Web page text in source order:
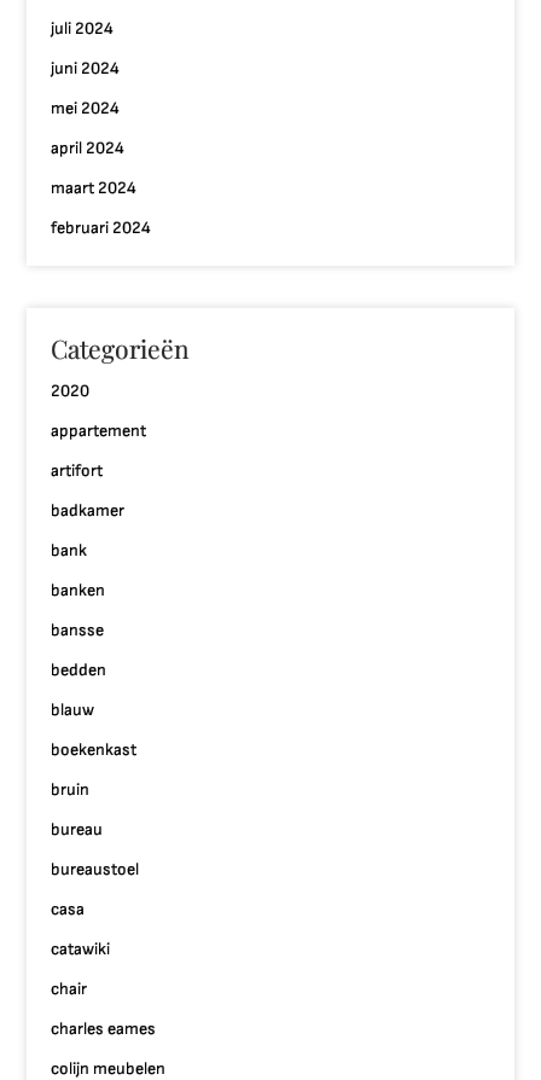
juli 2024
juni 2024
mei 2024
april 2024
maart 2024
februari 2024
Categorieën
2020
appartement
artifort
badkamer
bank
banken
bansse
bedden
blauw
boekenkast
bruin
bureau
bureaustoel
casa
catawiki
chair
charles eames
colijn meubelen